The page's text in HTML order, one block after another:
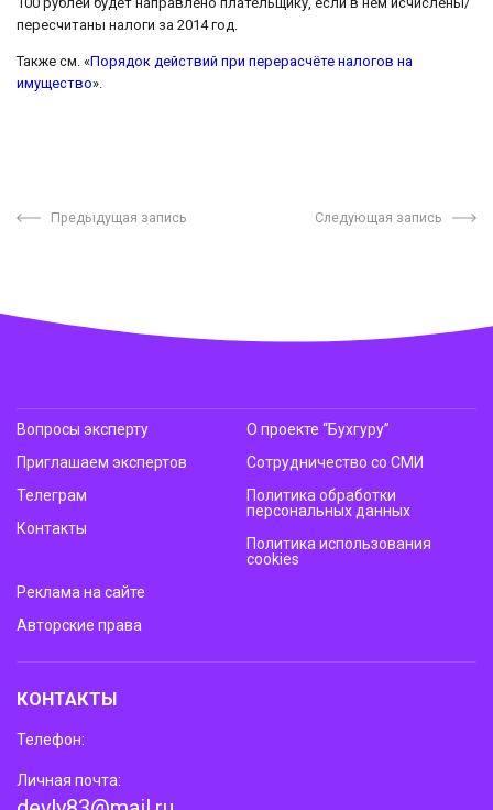
пересчитаны налоги за 2014 год.
Также см. «Порядок действий при перерасчёте налогов на
имущество».
Предыдущая запись Следующая запись
Вопросы эксперту
Приглашаем экспертов
Телеграм
Контакты
О проекте “Бухгуру”
Сотрудничество со СМИ
Политика обработки
персональных данных
Политика использования
cookies
Реклама на сайте
Авторские права
КОНТАКТЫ
Телефон:
Личная почта: